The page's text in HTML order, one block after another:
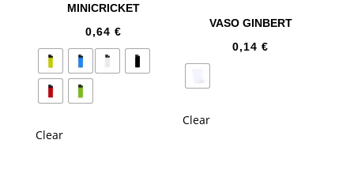
MINICRICKET
0,64 €
Clear
VASO GINBERT
0,14€
Clear